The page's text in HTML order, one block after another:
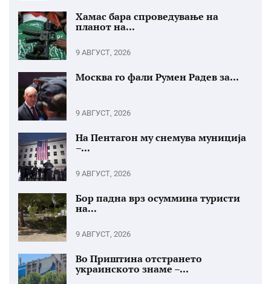
Хамас бара спроведување на
планот на...
9 АВГУСТ, 2026
Москва го фали Румен Радев за...
9 АВГУСТ, 2026
На Пентагон му снемува муниција
–...
9 АВГУСТ, 2026
Бор падна врз осуммина туристи
на...
9 АВГУСТ, 2026
Во Приштина отстрането
украинското знаме –...